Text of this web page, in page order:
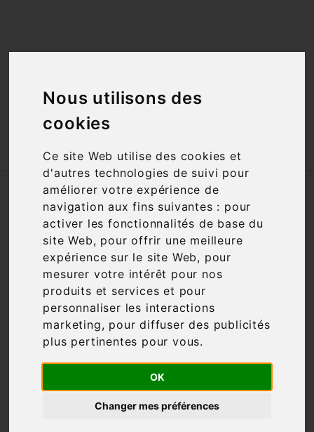
Nous utilisons des
cookies
Ce site Web utilise des cookies et
d'autres technologies de suivi pour
améliorer votre expérience de
navigation aux fins suivantes : pour
activer les fonctionnalités de base du
site Web, pour offrir une meilleure
expérience sur le site Web, pour
mesurer votre intérêt pour nos
produits et services et pour
personnaliser les interactions
marketing, pour diffuser des publicités
plus pertinentes pour vous.
OK
Changer mes préférences
Cookies</a>
Accueil Vins Appellation
Côtes de Toul
Filtre 5 articles
Pertinence 